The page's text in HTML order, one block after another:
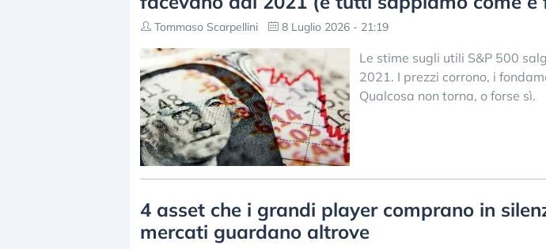
Tommaso Scarpellini 8 Luglio 2026 - 21:19
Le stime sugli utili S&P 500
2021. I prezzi corrono, i
Qualcosa non torna, o forse sì.
4 asset che i grandi player comprano in
mercati guardano altrove